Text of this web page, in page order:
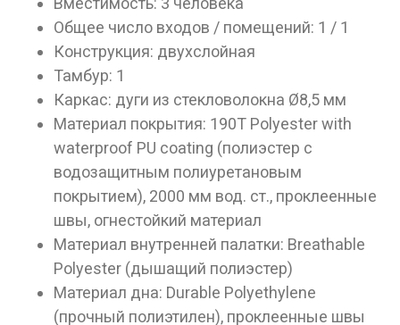
Общее число входов / помещений: 1 / 1
Конструкция: двухслойная
Тамбур: 1
Каркас: дуги из стекловолокна Ø8,5 мм
Материал покрытия: 190T Polyester with
waterproof PU coating (полиэстер с
водозащитным полиуретановым
покрытием), 2000 мм вод. ст., проклеенные
швы, огнестойкий материал
Материал внутренней палатки: Breathable
Polyester (дышащий полиэстер)
Материал дна: Durable Polyethylene
(прочный полиэтилен), проклеенные швы
достигшим 18 лет!
Вам исполнилось 18 лет?
НЕТ